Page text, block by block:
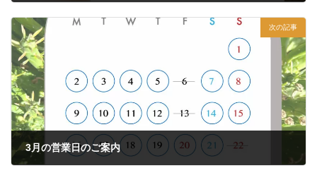
次の記事
3月の営業日のご案内